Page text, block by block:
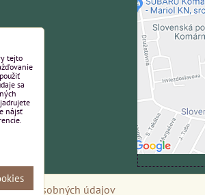
osobných údajov
tejto
sa
nájsť